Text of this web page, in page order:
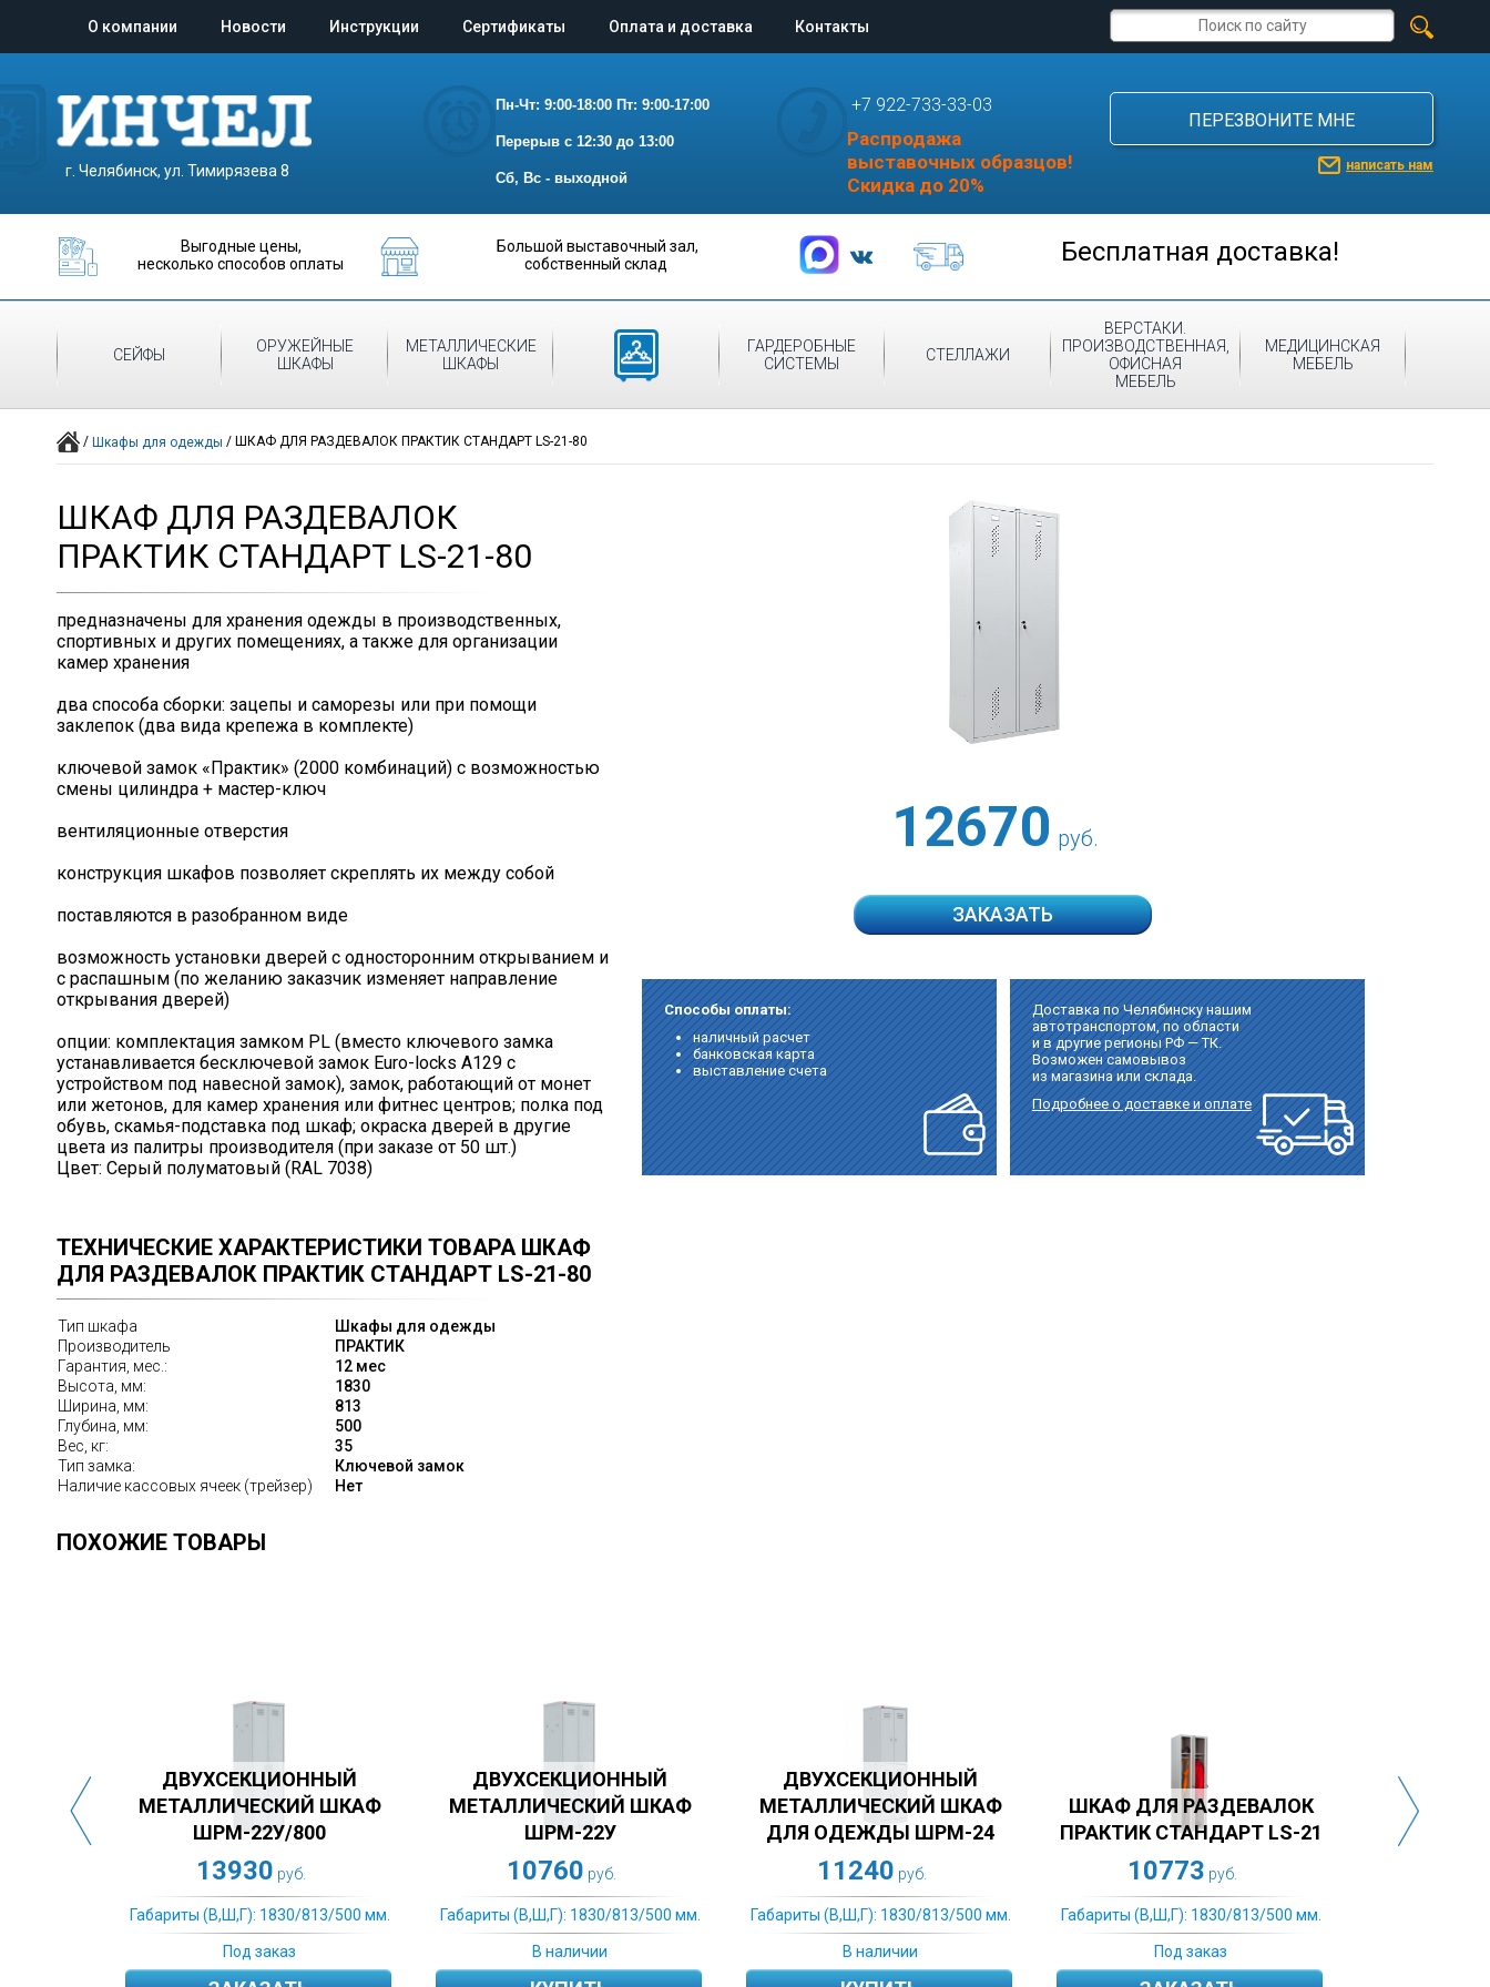
О компании Новости Инструкции Сертификаты Оплата и доставка Контакты
г. Челябинск, ул. Тимирязева 8
Пн-Чт: 9:00-18:00 Пт: 9:00-17:00
Перерыв с 12:30 до 13:00
Сб, Вс - выходной
+7 922-733-33-03
Распродажа
выставочных образцов!
Скидка до 20%
ПЕРЕЗВОНИТЕ МНЕ
написать нам
Выгодные цены,
несколько способов оплаты
Большой выставочный зал,
собственный склад
Бесплатная доставка!
СЕЙФЫ
ОРУЖЕЙНЫЕ
ШКАФЫ
МЕТАЛЛИЧЕСКИЕ
ШКАФЫ
ШКАФЫ
ДЛЯ ОДЕЖДЫ
ГАРДЕРОБНЫЕ
СИСТЕМЫ
СТЕЛЛАЖИ
ВЕРСТАКИ.
ПРОИЗВОДСТВЕННАЯ,
ОФИСНАЯ
МЕБЕЛЬ
МЕДИЦИНСКАЯ
МЕБЕЛЬ
/Шкафы для одежды /ШКАФ ДЛЯ РАЗДЕВАЛОК ПРАКТИК СТАНДАРТ LS-21-80
ШКАФ ДЛЯ РАЗДЕВАЛОК
ПРАКТИК СТАНДАРТ LS-21-80
предназначены для хранения одежды в производственных,
спортивных и других помещениях, а также для организации
камер хранения
два способа сборки: зацепы и саморезы или при помощи
заклепок (два вида крепежа в комплекте)
ключевой замок «Практик» (2000 комбинаций) с возможностью
смены цилиндра + мастер-ключ
вентиляционные отверстия
конструкция шкафов позволяет скреплять их между собой
поставляются в разобранном виде
возможность установки дверей с односторонним открыванием и
с распашным (по желанию заказчик изменяет направление
открывания дверей)
опции: комплектация замком PL (вместо ключевого замка
устанавливается бесключевой замок Euro-locks A129 с
устройством под навесной замок), замок, работающий от монет
или жетонов, для камер хранения или фитнес центров; полка под
обувь, скамья-подставка под шкаф; окраска дверей в другие
цвета из палитры производителя (при заказе от 50 шт.)
Цвет: Серый полуматовый (RAL 7038)
ТЕХНИЧЕСКИЕ ХАРАКТЕРИСТИКИ ТОВАРА ШКАФ
ДЛЯ РАЗДЕВАЛОК ПРАКТИК СТАНДАРТ LS-21-80
Тип шкафа
Шкафы для одежды
Производитель
ПРАКТИК
Гарантия, мес.:
12 мес
Высота, мм:
1830
Ширина, мм:
813
Глубина, мм:
500
Вес, кг:
35
Тип замка:
Ключевой замок
Наличие кассовых ячеек (трейзер)
Нет
12670 руб.
ЗАКАЗАТЬ
Способы оплаты:
наличный расчет
банковская карта
выставление счета
Доставка по Челябинску нашим
автотранспортом, по области
и в другие регионы РФ — ТК.
Возможен самовывоз
из магазина или склада.
Подробнее о доставке и оплате
ПОХОЖИЕ ТОВАРЫ
ШКАФ
ДВУХСЕКЦИОННЫЙ
МЕТАЛЛИЧЕСКИЙ ШКАФ
ШРМ-22У
10760
Габариты (В,Ш,Г): 1830/813/500 мм.
В наличии
ДВУХСЕКЦИОННЫЙ
МЕТАЛЛИЧЕСКИЙ ШКАФ
ДЛЯ ОДЕЖДЫ ШРМ-24
11240
Габариты (В,Ш,Г): 1830/813/500 мм.
В наличии
ШКАФ ДЛЯ РАЗДЕВАЛОК
ПРАКТИК СТАНДАРТ LS-21
10773
Габариты (В,Ш,Г): 1830/813/500 мм.
Под заказ
ШКАФ ДЛЯ РАЗДЕВАЛОК
ПРАКТИК СТАНДАРТ LS-22
11943
Габариты (В,Ш,Г): 1830/813/500 мм.
Под заказ